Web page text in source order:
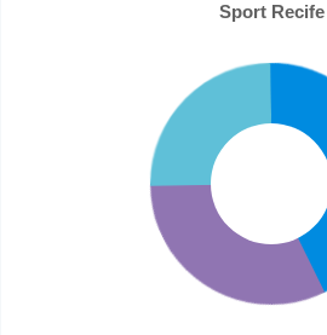
Sport Recife